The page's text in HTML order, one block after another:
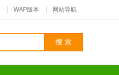
WAP版本 网站导航